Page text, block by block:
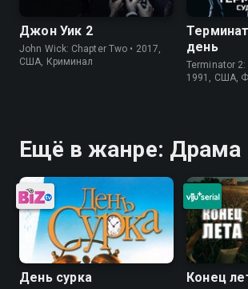
Джон Уик 2
John Wick: Chapter Two • 2017,
США, Криминал
день
Terminator 2:
1991, США,
Ещё в жанре: Драма
День сурка Конец